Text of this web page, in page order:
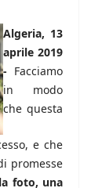
Algeria, 13
aprile 2019
- Facciamo
in modo
che questa
e che
promesse
foto, una